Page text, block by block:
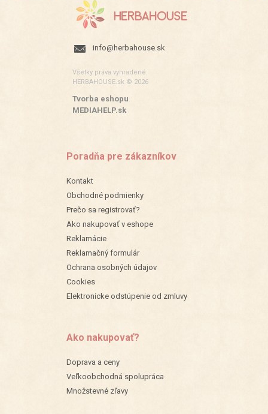
info@herbahouse.sk
Všetky práva vyhradené.
HERBAHOUSE.sk © 2026
Tvorba eshopu:
MEDIAHELP.sk
Poradňa pre zákazníkov
Kontakt
Obchodné podmienky
Prečo sa registrovať?
Ako nakupovať v eshope
Reklamácie
Reklamačný formulár
Ochrana osobných údajov
Cookies
Elektronicke odstúpenie od zmluvy
Ako nakupovať?
Doprava a ceny
Veľkoobchodná spolupráca
Množstevné zľavy